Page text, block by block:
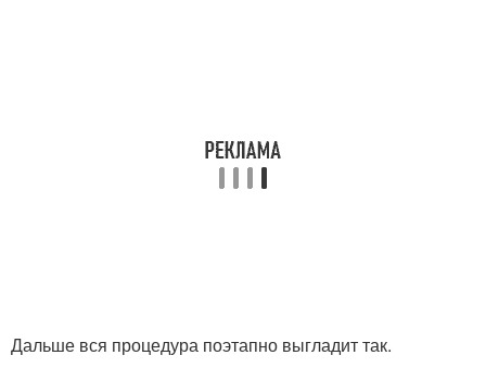
Дальше вся процедура поэтапно выгладит так.